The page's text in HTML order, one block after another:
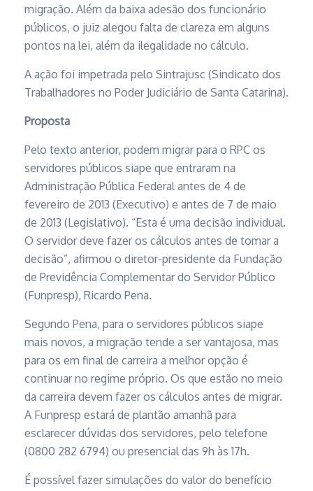
migração. Além da baixa adesão dos funcionário
públicos, o juiz alegou falta de clareza em alguns
pontos na lei, além da ilegalidade no cálculo.
A ação foi impetrada pelo Sintrajusc (Sindicato dos
Trabalhadores no Poder Judiciário de Santa Catarina).
Proposta
Pelo texto anterior, podem migrar para o RPC os
servidores públicos siape que entraram na
Administração Pública Federal antes de 4 de
fevereiro de 2013 (Executivo) e antes de 7 de maio
de 2013 (Legislativo). “Esta é uma decisão individual.
O servidor deve fazer os cálculos antes de tomar a
decisão”, afirmou o diretor-presidente da Fundação
de Previdência Complementar do Servidor Público
(Funpresp), Ricardo Pena.
Segundo Pena, para o servidores públicos siape
mais novos, a migração tende a ser vantajosa, mas
para os em final de carreira a melhor opção é
continuar no regime próprio. Os que estão no meio
da carreira devem fazer os cálculos antes de migrar.
A Funpresp estará de plantão amanhã para
esclarecer dúvidas dos servidores, pelo telefone
(0800 282 6794) ou presencial das 9h às 17h.
É possível fazer simulações do valor do benefício